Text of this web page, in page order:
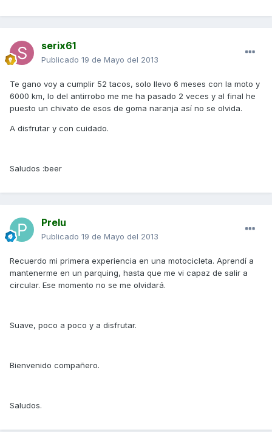
serix61
Publicado 19 de Mayo del 2013
Te gano voy a cumplir 52 tacos, solo llevo 6 meses con la moto y
6000 km, lo del antirrobo me me ha pasado 2 veces y al final he
puesto un chivato de esos de goma naranja así no se olvida.
A disfrutar y con cuidado.
Saludos :beer
Prelu
Publicado 19 de Mayo del 2013
Recuerdo mi primera experiencia en una motocicleta. Aprendí a
mantenerme en un parquing, hasta que me vi capaz de salir a
circular. Ese momento no se me olvidará.
Suave, poco a poco y a disfrutar.
Bienvenido compañero.
Saludos.